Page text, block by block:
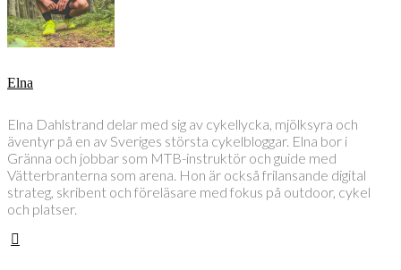
Elna
Elna Dahlstrand delar med sig av cykellycka, mjölksyra och
äventyr på en av Sveriges största cykelbloggar. Elna bor i
Gränna och jobbar som MTB-instruktör och guide med
Vätterbranterna som arena. Hon är också frilansande digital
strateg, skribent och föreläsare med fokus på outdoor, cykel
och platser.